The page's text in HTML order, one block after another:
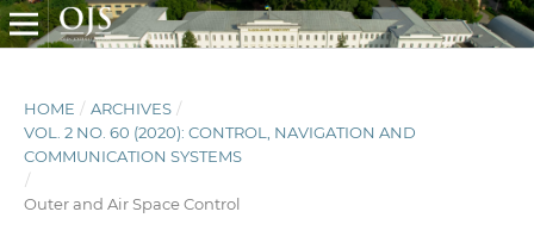
HOME / ARCHIVES /
VOL. 2 NO. 60 (2020): CONTROL, NAVIGATION AND
COMMUNICATION SYSTEMS
/
Outer and Air Space Control